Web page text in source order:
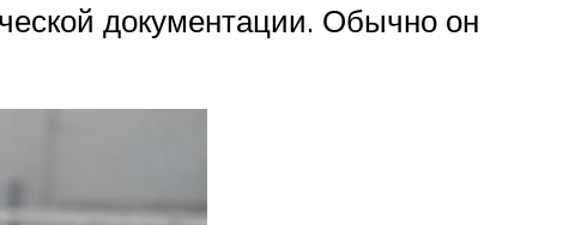
документации. Обычно он